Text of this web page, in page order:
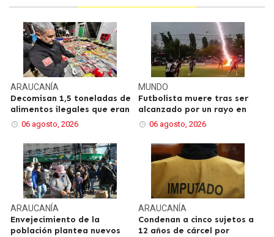
ARAUCANÍA
Decomisan 1,5 toneladas de
alimentos ilegales que eran
06 agosto, 2026
MUNDO
Futbolista muere tras ser
alcanzado por un rayo en
06 agosto, 2026
ARAUCANÍA
Envejecimiento de la
población plantea nuevos
ARAUCANÍA
Condenan a cinco sujetos a
12 años de cárcel por